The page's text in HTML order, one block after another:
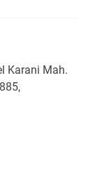
Karani Mah.